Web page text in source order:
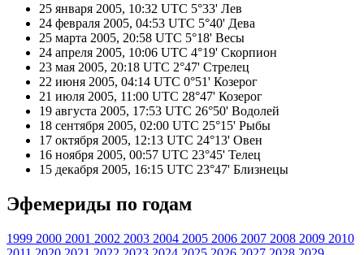
25 января 2005, 10:32 UTC 5°33' Лев
24 февраля 2005, 04:53 UTC 5°40' Дева
25 марта 2005, 20:58 UTC 5°18' Весы
24 апреля 2005, 10:06 UTC 4°19' Скорпион
23 мая 2005, 20:18 UTC 2°47' Стрелец
22 июня 2005, 04:14 UTC 0°51' Козерог
21 июля 2005, 11:00 UTC 28°47' Козерог
19 августа 2005, 17:53 UTC 26°50' Водолей
18 сентября 2005, 02:00 UTC 25°15' Рыбы
17 октября 2005, 12:13 UTC 24°13' Овен
16 ноября 2005, 00:57 UTC 23°45' Телец
15 декабря 2005, 16:15 UTC 23°47' Близнецы
Эфемериды по годам
1999 2000 2001 2002 2003 2004 2005 2006 2007 2008 2009 2010